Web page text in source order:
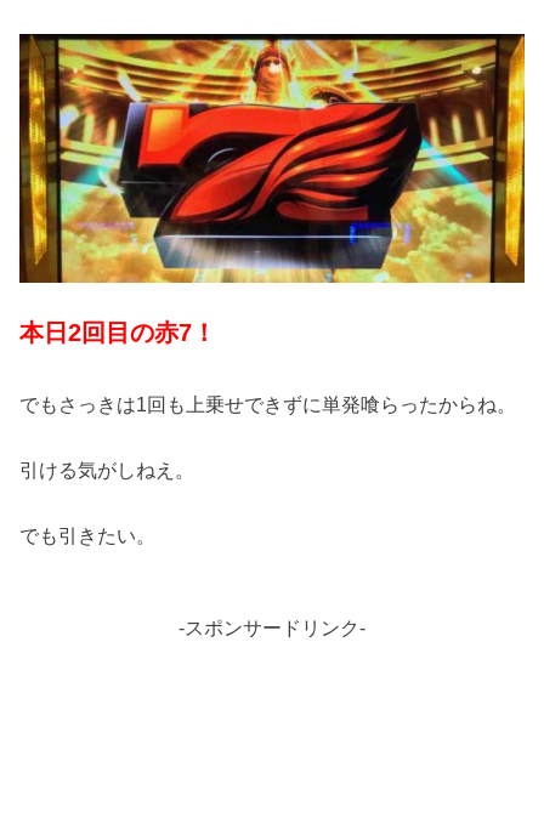
本日2回目の赤7！
でもさっきは1回も上乗せできずに単発喰らったからね。
引ける気がしねえ。
でも引きたい。
-スポンサードリンク-